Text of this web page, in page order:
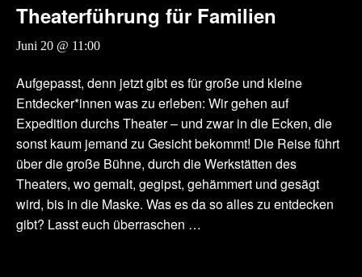
Theaterführung für Familien
Juni 20 @ 11:00
Aufgepasst, denn jetzt gibt es für große und kleine
Entdecker*innen was zu erleben: Wir gehen auf
Expedition durchs Theater – und zwar in die Ecken, die
sonst kaum jemand zu Gesicht bekommt! Die Reise führt
über die große Bühne, durch die Werkstätten des
Theaters, wo gemalt, gegipst, gehämmert und gesägt
wird, bis in die Maske. Was es da so alles zu entdecken
gibt? Lasst euch überraschen …